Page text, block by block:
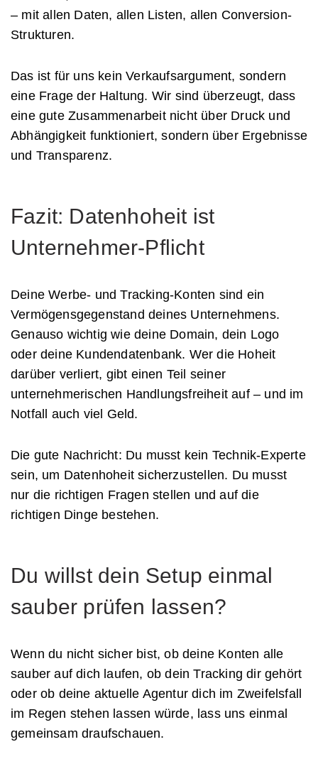
– mit allen Daten, allen Listen, allen Conversion-
Strukturen.
Das ist für uns kein Verkaufsargument, sondern
eine Frage der Haltung. Wir sind überzeugt, dass
eine gute Zusammenarbeit nicht über Druck und
Abhängigkeit funktioniert, sondern über Ergebnisse
und Transparenz.
Fazit: Datenhoheit ist
Unternehmer-Pflicht
Deine Werbe- und Tracking-Konten sind ein
Vermögensgegenstand deines Unternehmens.
Genauso wichtig wie deine Domain, dein Logo
oder deine Kundendatenbank. Wer die Hoheit
darüber verliert, gibt einen Teil seiner
unternehmerischen Handlungsfreiheit auf – und im
Notfall auch viel Geld.
Die gute Nachricht: Du musst kein Technik-Experte
sein, um Datenhoheit sicherzustellen. Du musst
nur die richtigen Fragen stellen und auf die
richtigen Dinge bestehen.
Du willst dein Setup einmal
sauber prüfen lassen?
Wenn du nicht sicher bist, ob deine Konten alle
sauber auf dich laufen, ob dein Tracking dir gehört
oder ob deine aktuelle Agentur dich im Zweifelsfall
im Regen stehen lassen würde, lass uns einmal
gemeinsam draufschauen.